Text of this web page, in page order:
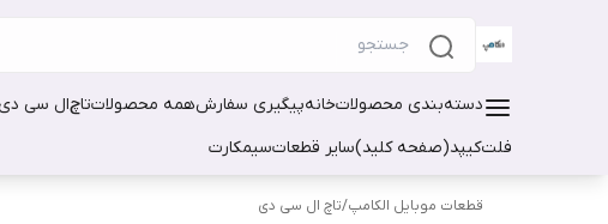
دسته‌بندی محصولاتخانهپیگیری سفارشهمه محصولاتتاچال سی دی
فلتکیپد(صفحه کلید)سایر قطعاتسیمکارت
قطعات موبایل الکامپ/تاچ ال سی دی